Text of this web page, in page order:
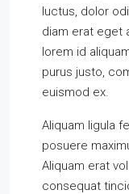
luctus, dolor
diam erat eget
lorem id
purus justo,
euismod ex.
Aliquam ligula
posuere
Aliquam erat
consequat